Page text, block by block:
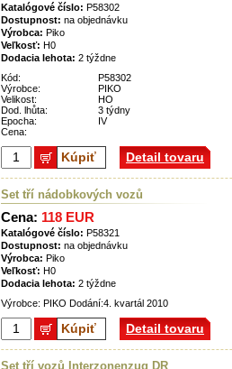
Katalógové číslo: P58302
Dostupnost: na objednávku
Výrobca: Piko
Veľkosť: H0
Dodacia lehota: 2 týždne
Kód:
P58302
Výrobce:
PIKO
Velikost:
HO
Dod. lhůta:
3 týdny
Epocha:
IV
Cena:
Kúpiť Detail tovaru
Set tří nádobkových vozů
Cena: 118 EUR
Katalógové číslo: P58321
Dostupnost: na objednávku
Výrobca: Piko
Veľkosť: H0
Dodacia lehota: 2 týždne
Výrobce: PIKO Dodání:4. kvartál 2010
Kúpiť Detail tovaru
Set tří vozů Interzonenzug DR